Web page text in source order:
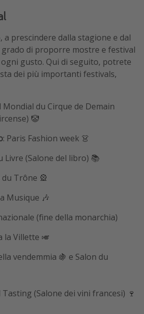
a prescindere dalla stagione e dal
grado di proporre mostre e festival
gusto. Qui di seguito, potrete
dei più importanti festivals,
Mondial du Cirque de Demain
🤡
: Paris Fashion week 👗
Livre (Salone del libro) 📚
du Trône 🎡
Musique 🎶
(fine della monarchia)
la Villette 🎺
vendemmia 🍇 e Salon du
Tasting (Salone dei vini francesi) 🍷